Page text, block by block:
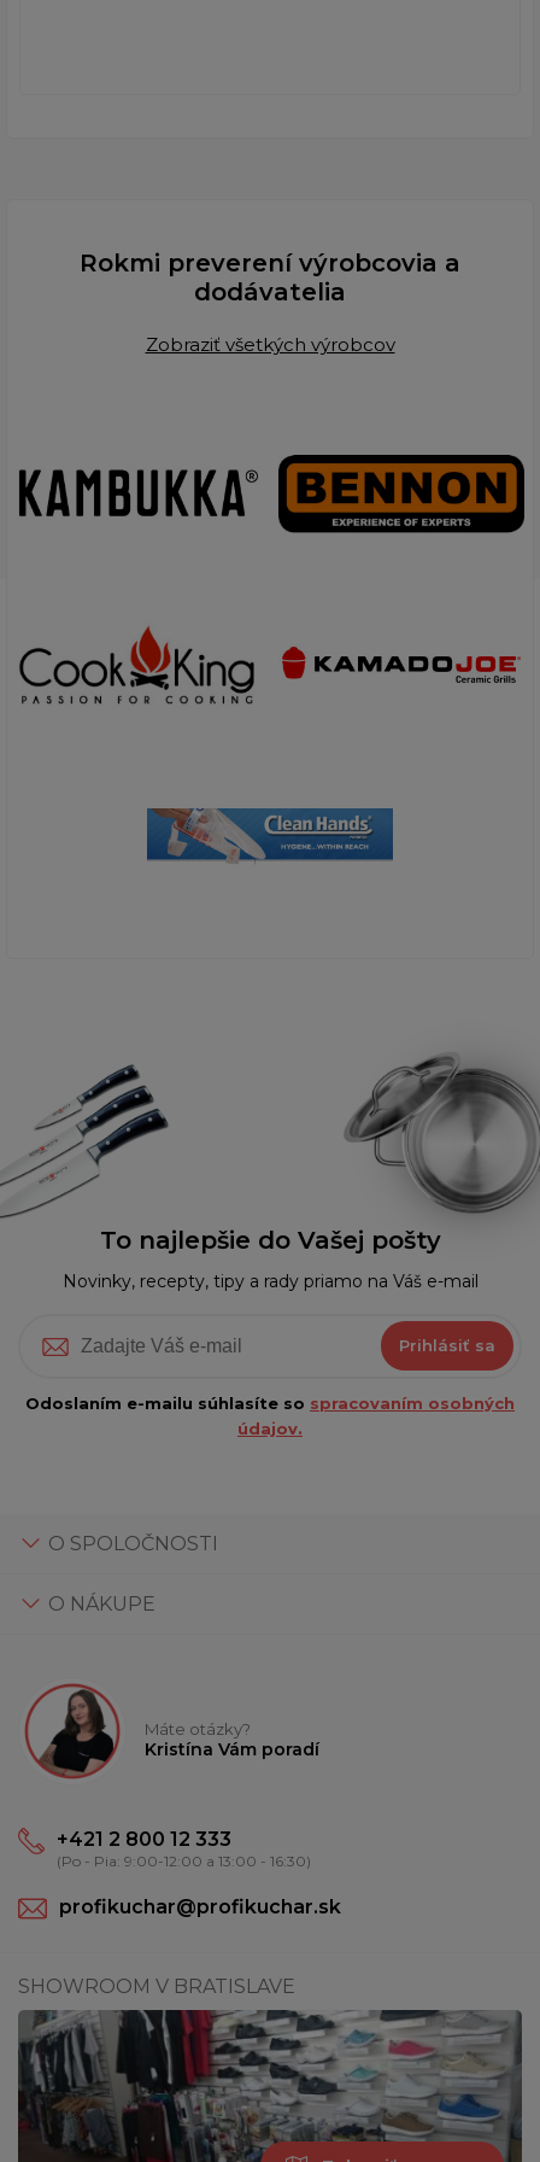
Rokmi preverení výrobcovia a
dodávatelia
Zobraziť všetkých výrobcov
To najlepšie do Vašej pošty
Novinky, recepty, tipy a rady priamo na Váš e-mail
Prihlásiť sa
Odoslaním e-mailu súhlasíte so spracovaním osobných
údajov.
O SPOLOČNOSTI
O NÁKUPE
Máte otázky?
Kristína Vám poradí
+421 2 800 12 333
(Po - Pia: 9:00-12:00 a 13:00 - 16:30)
profikuchar@profikuchar.sk
SHOWROOM V BRATISLAVE